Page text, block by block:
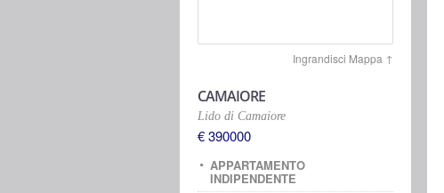
Ingrandisci Mappa ↑
CAMAIORE
Lido di Camaiore
€ 390000
APPARTAMENTO
INDIPENDENTE